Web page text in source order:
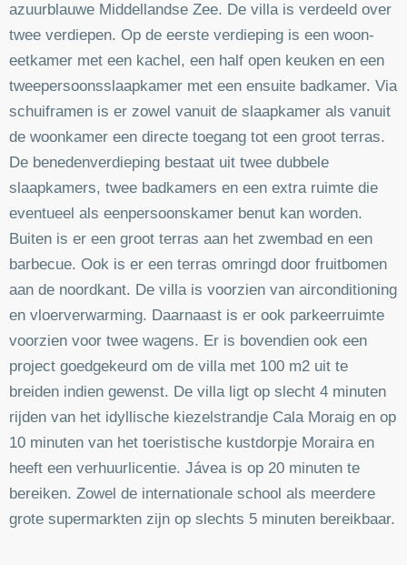
azuurblauwe Middellandse Zee. De villa is verdeeld over
twee verdiepen. Op de eerste verdieping is een woon-
eetkamer met een kachel, een half open keuken en een
tweepersoonsslaapkamer met een ensuite badkamer. Via
schuiframen is er zowel vanuit de slaapkamer als vanuit
de woonkamer een directe toegang tot een groot terras.
De benedenverdieping bestaat uit twee dubbele
slaapkamers, twee badkamers en een extra ruimte die
eventueel als eenpersoonskamer benut kan worden.
Buiten is er een groot terras aan het zwembad en een
barbecue. Ook is er een terras omringd door fruitbomen
aan de noordkant. De villa is voorzien van airconditioning
en vloerverwarming. Daarnaast is er ook parkeerruimte
voorzien voor twee wagens. Er is bovendien ook een
project goedgekeurd om de villa met 100 m2 uit te
breiden indien gewenst. De villa ligt op slecht 4 minuten
rijden van het idyllische kiezelstrandje Cala Moraig en op
10 minuten van het toeristische kustdorpje Moraira en
heeft een verhuurlicentie. Jávea is op 20 minuten te
bereiken. Zowel de internationale school als meerdere
grote supermarkten zijn op slechts 5 minuten bereikbaar.